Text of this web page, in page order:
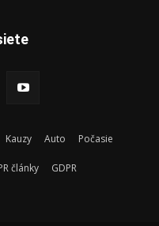
Kauzy Auto Počasie
články GDPR